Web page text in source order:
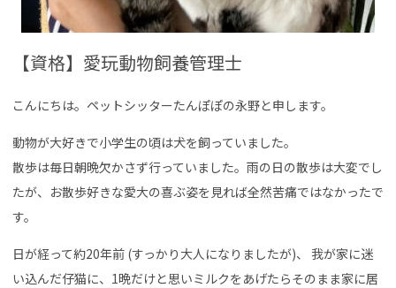
【資格】愛玩動物飼養管理士
こんにちは。ペットシッターたんぽぽの永野と申します。
動物が大好きで小学生の頃は犬を飼っていました。
散歩は毎日朝晩欠かさず行っていました。雨の日の散歩は大変でし
たが、お散歩好きな愛大の喜ぶ姿を見れば全然苦痛ではなかったで
す。
日が経って約20年前 (すっかり大人になりましたが)、 我が家に迷
い込んだ仔猫に、1晩だけと思いミルクをあげたらそのまま家に居